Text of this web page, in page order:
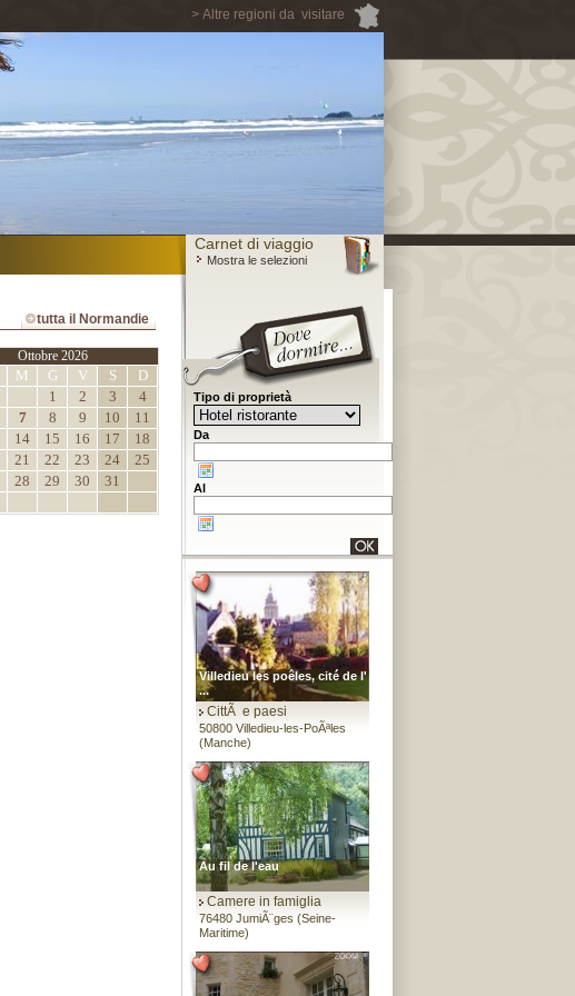
> Altre regioni da visitare
Carnet di viaggio
Mostra le selezioni
tutta il Normandie
Ottobre 2026
M G V S
D
1
2 3
4
7 8 9 10
11
14 15 16 17
18
21 22 23 24
25
28 29 30 31
Tipo di proprietà
Da
Al
Villedieu les poêles, cité de l'
...
CittÃ e paesi
50800 Villedieu-les-PoÃªles
(Manche)
Au fil de l'eau
Camere in famiglia
76480 JumiÃ¨ges (Seine-
Maritime)